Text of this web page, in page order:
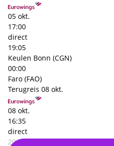
05 okt.
17:00
direct
19:05
Keulen Bonn (CGN)
00:00
Faro (FAO)
Terugreis 08 okt.
08 okt.
16:35
direct
20:35